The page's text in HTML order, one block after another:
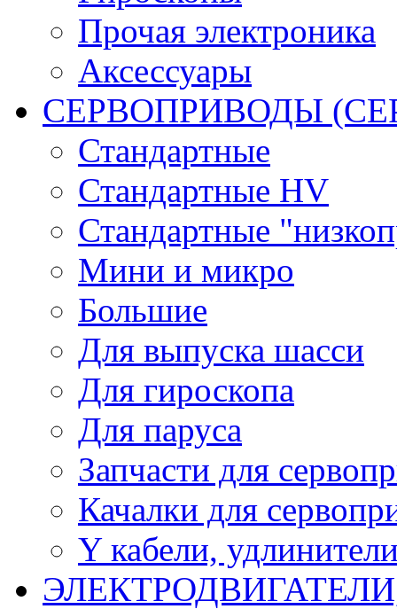
Прочая электроника
Аксессуары
СЕРВОПРИВОДЫ
Стандартные
Стандартные HV
Стандартные
Мини и микро
Большие
Для выпуска шасси
Для гироскопа
Для паруса
Запчасти для
Качалки для
Y кабели,